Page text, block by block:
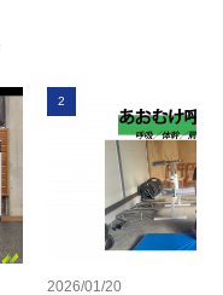
2
2026/01/20